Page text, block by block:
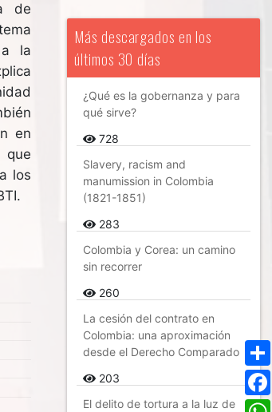
de
a la
en
los
Más descargados en los
últimos 30 días
¿Qué es la gobernanza y para
qué sirve?
728
Slavery, racism and
manumission in Colombia
(1821-1851)
283
Colombia y Corea: un camino
sin recorrer
260
La cesión del contrato en
Colombia: una aproximación
desde el Derecho Comparado
203
El delito de tortura a la luz de